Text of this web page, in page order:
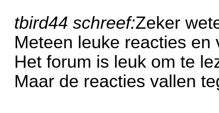
tbird44 schreef:Zeker
Meteen leuke reacties en
Het forum is leuk om te
Maar de reacties vallen